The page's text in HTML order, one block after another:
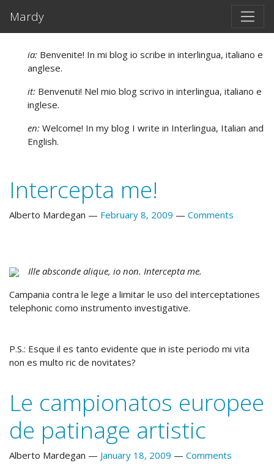
Mardy
ia: Benvenite! In mi blog io scribe in interlingua, italiano e
anglese.
it: Benvenuti! Nel mio blog scrivo in interlingua, italiano e
inglese.
en: Welcome! In my blog I write in Interlingua, Italian and
English.
Intercepta me!
Alberto Mardegan February 8, 2009 Comments
Ille absconde alique, io non. Intercepta me.
Campania contra le lege a limitar le uso del interceptationes
telephonic como instrumento investigative.
P.S.: Esque il es tanto evidente que in iste periodo mi vita
non es multo ric de novitates?
Le campionatos europee
de patinage artistic
Alberto Mardegan January 18, 2009
Comments